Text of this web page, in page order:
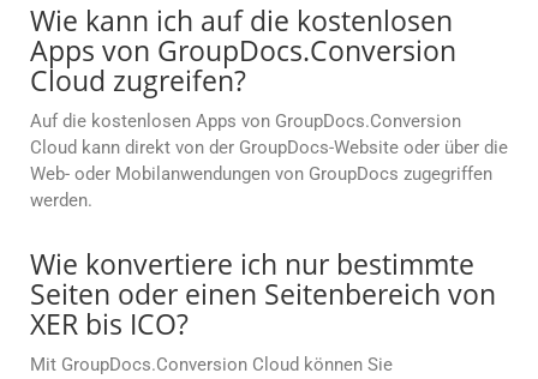
Wie kann ich auf die kostenlosen
Apps von GroupDocs.Conversion
Cloud zugreifen?
Auf die kostenlosen Apps von GroupDocs.Conversion
Cloud kann direkt von der GroupDocs-Website oder über die
Web- oder Mobilanwendungen von GroupDocs zugegriffen
werden.
Wie konvertiere ich nur bestimmte
Seiten oder einen Seitenbereich von
XER bis ICO?
Mit GroupDocs.Conversion Cloud können Sie